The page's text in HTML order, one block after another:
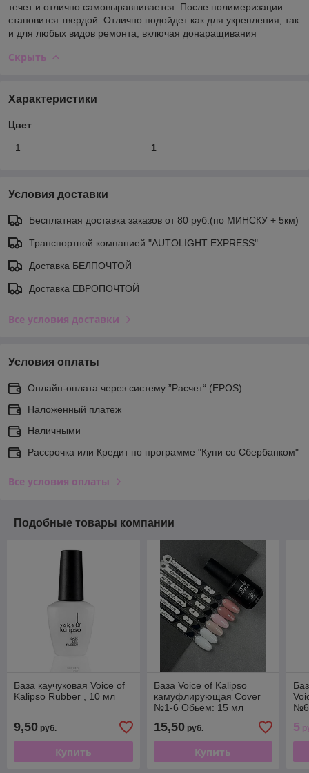
течет и отлично самовыравнивается. После полимеризации
становится твердой. Отлично подойдет как для укрепления, так
и для любых видов ремонта, включая донаращивания
Скрыть
Характеристики
Цвет
1 1
Условия доставки
Бесплатная доставка заказов от 80 руб.(по МИНСКУ + 5км)
Транспортной компанией "AUTOLIGHT EXPRESS"
Доставка БЕЛПОЧТОЙ
Доставка ЕВРОПОЧТОЙ
Все условия доставки
Условия оплаты
Онлайн-оплата через систему ”Расчет“ (EPOS).
Наложенный платеж
Наличными
Рассрочка или Кредит по программе "Купи со Сбербанком"
Все условия оплаты
Подобные товары компании
База каучуковая Voice of
Kalipso Rubber , 10 мл
9,50 руб.
Купить
База Voice of Kalipso
камуфлирующая Cover
№1-6 Обьём: 15 мл
15,50руб.
Купить
5